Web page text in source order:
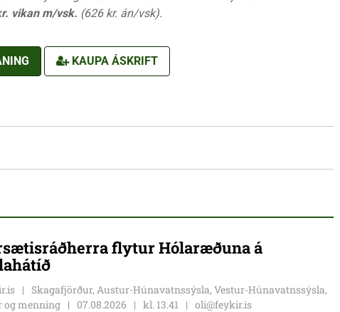
vikan m/vsk. (626 kr. án/vsk).
KAUPA ÁSKRIFT
flytur Hólaræðuna á
Skagafjörður, Austur-Húnavatnssýsla, Vestur-Húnavatnssýsla,
og menning
07.08.2026 kl. 13.41
oli@feykir.is